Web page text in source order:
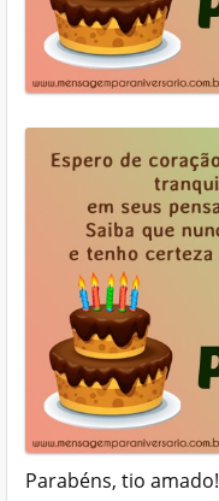
Parabéns, tio amado!